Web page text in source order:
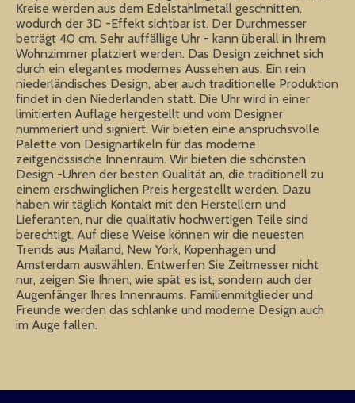
Kreise werden aus dem Edelstahlmetall geschnitten,
wodurch der 3D -Effekt sichtbar ist. Der Durchmesser
beträgt 40 cm. Sehr auffällige Uhr - kann überall in Ihrem
Wohnzimmer platziert werden. Das Design zeichnet sich
durch ein elegantes modernes Aussehen aus. Ein rein
niederländisches Design, aber auch traditionelle Produktion
findet in den Niederlanden statt. Die Uhr wird in einer
limitierten Auflage hergestellt und vom Designer
nummeriert und signiert. Wir bieten eine anspruchsvolle
Palette von Designartikeln für das moderne
zeitgenössische Innenraum. Wir bieten die schönsten
Design -Uhren der besten Qualität an, die traditionell zu
einem erschwinglichen Preis hergestellt werden. Dazu
haben wir täglich Kontakt mit den Herstellern und
Lieferanten, nur die qualitativ hochwertigen Teile sind
berechtigt. Auf diese Weise können wir die neuesten
Trends aus Mailand, New York, Kopenhagen und
Amsterdam auswählen. Entwerfen Sie Zeitmesser nicht
nur, zeigen Sie Ihnen, wie spät es ist, sondern auch der
Augenfänger Ihres Innenraums. Familienmitglieder und
Freunde werden das schlanke und moderne Design auch
im Auge fallen.